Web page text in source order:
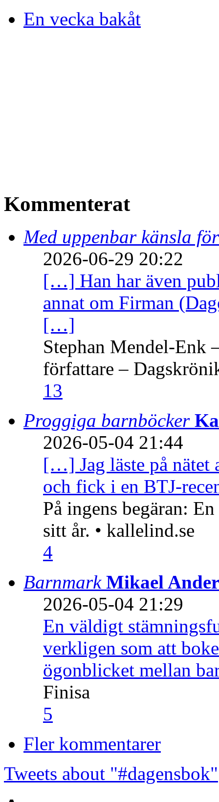
En vecka bakåt
Kommenterat
Med uppenbar känsla
2026-06-29 20:22
[…] Han har även
annat om Firman
[…]
Stephan Mendel-Enk
författare –
13
Proggiga barnböcker
2026-05-04 21:44
[…] Jag läste på nätet
och fick i en BTJ-
På ingens begäran:
sitt år. • kallelind.se
4
Barnmark Mikael
2026-05-04 21:29
En väldigt
verkligen som att
ögonblicket mellan
Finisa
5
Fler kommentarer
Tweets about "#dagensbok"